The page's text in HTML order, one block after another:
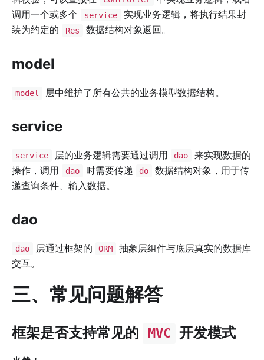
调用一个或多个
service
实现业务逻辑，将执行结果封
装为约定的
Res 数据结构对象返回。
model
model 层中维护了所有公共的业务模型数据结构。
service
service 层的业务逻辑需要通过调用 dao
来实现数据的
操作，调用
dao 时需要传递 do
数据结构对象，用于传
递查询条件、输入数据。
dao
dao 层通过框架的 ORM
抽象层组件与底层真实的数据库
交互。
三、常见问题解答
框架是否支持常见的 MVC 开发模式